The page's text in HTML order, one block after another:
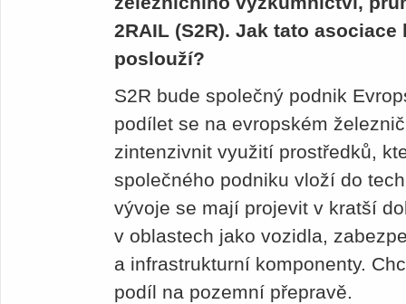
2RAIL (S2R). Jak tato
poslouží?
S2R bude společný podnik
podílet se na evropském
zintenzivnit využití prostředků,
společného podniku vloží do
vývoje se mají projevit v kratší
v oblastech jako vozidla,
a infrastrukturní komponenty.
podíl na pozemní přepravě.